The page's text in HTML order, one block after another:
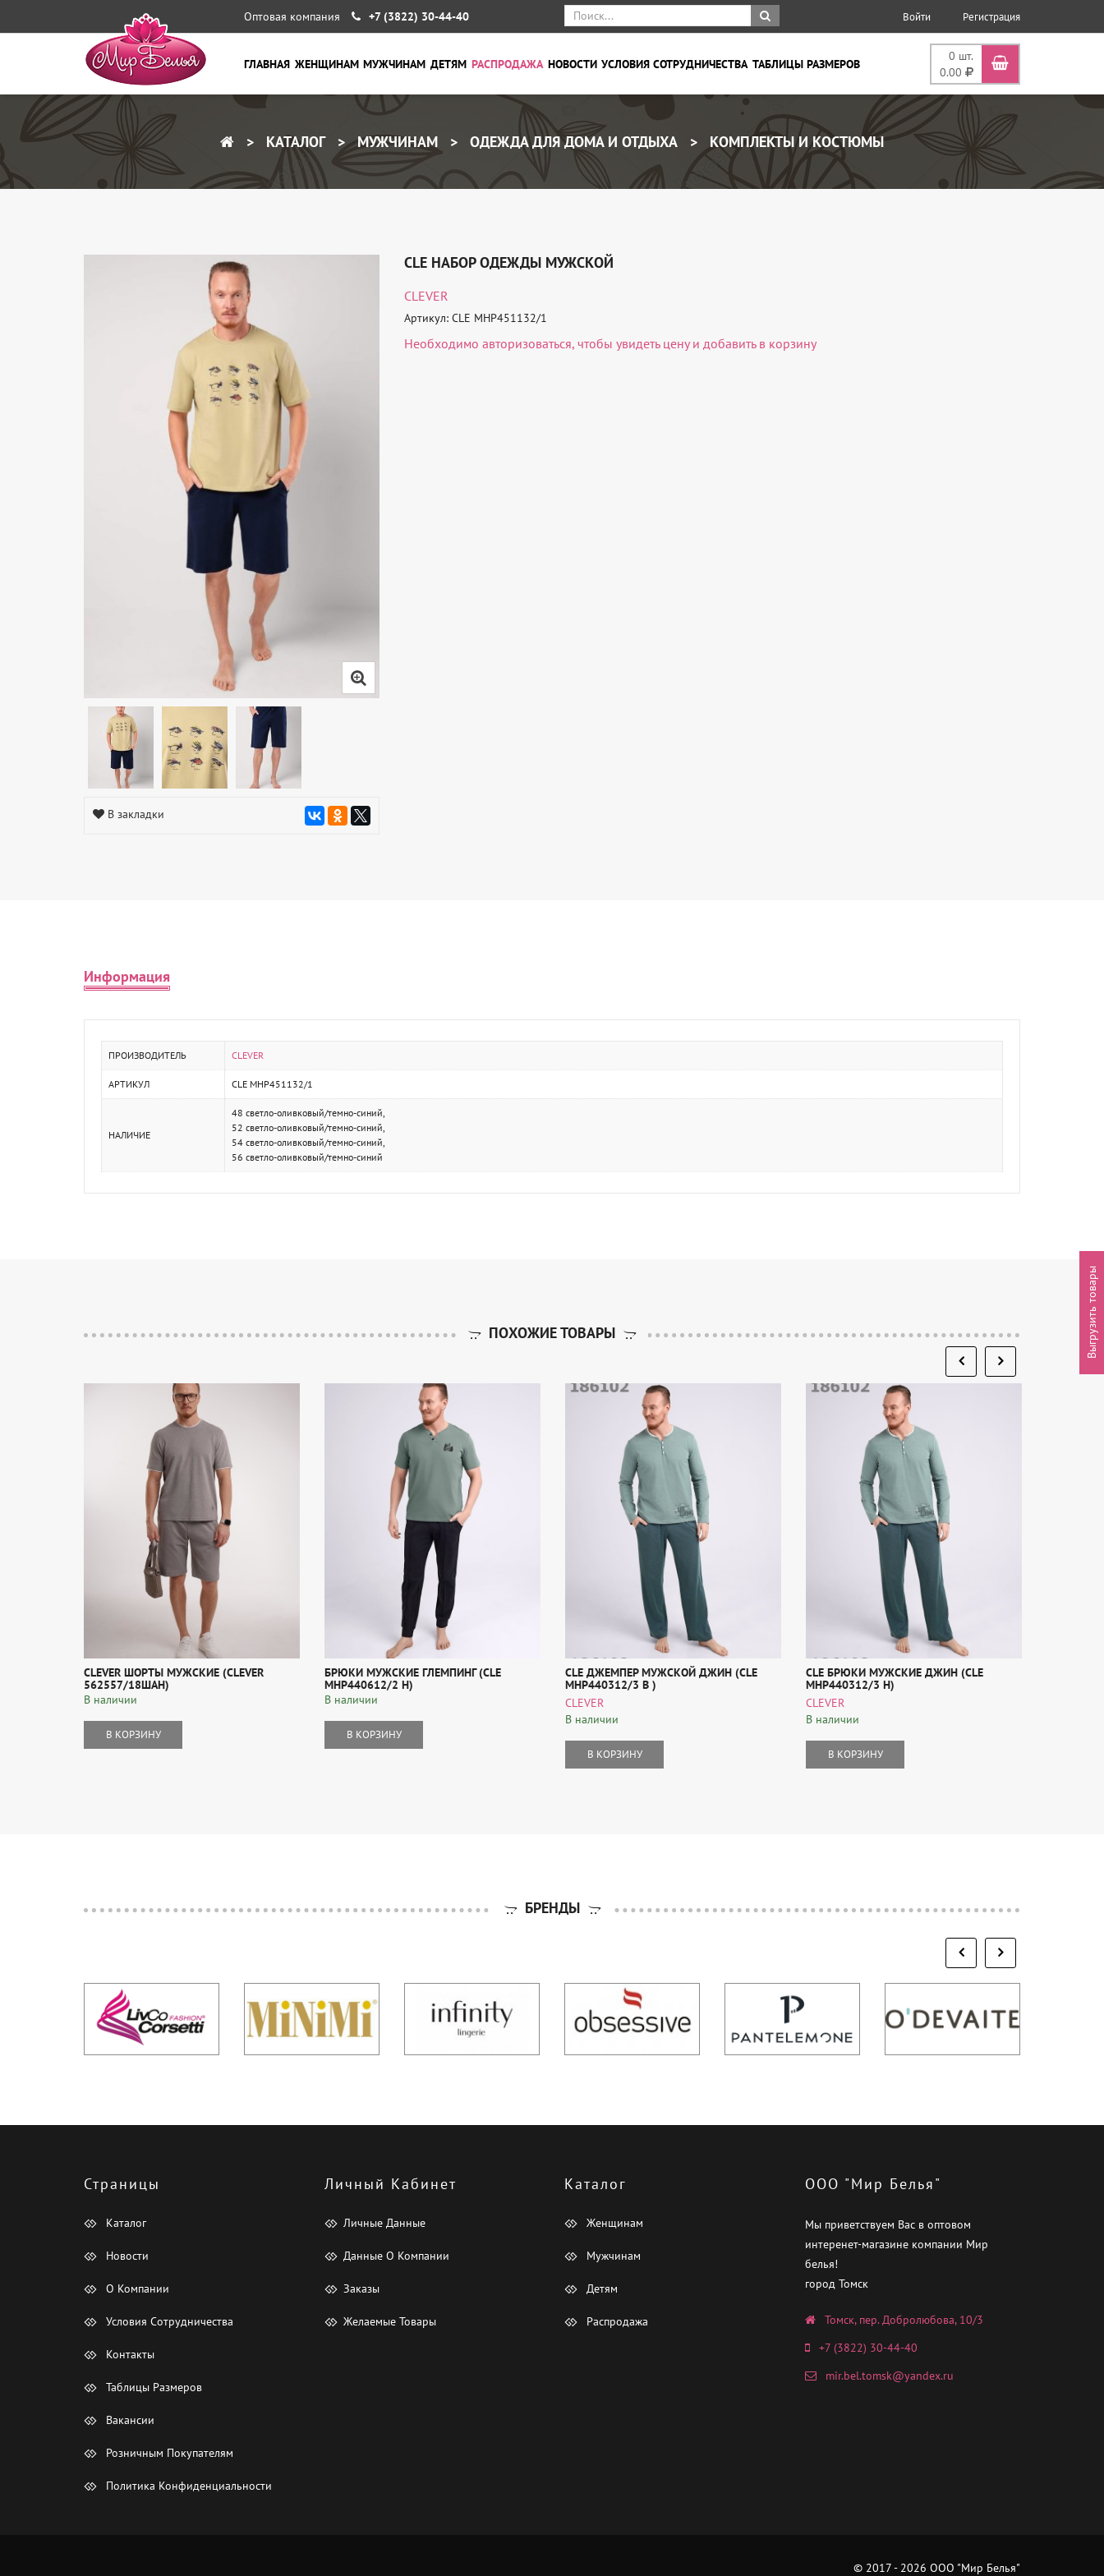
Оптовая компания +7 (3822) 30-44-40 Войти Регистрация
0 шт.
0.00
ГЛАВНАЯ ЖЕНЩИНАМ МУЖЧИНАМ ДЕТЯМ РАСПРОДАЖА НОВОСТИ УСЛОВИЯ СОТРУДНИЧЕСТВА ТАБЛИЦЫ РАЗМЕРОВ
КАТАЛОГ МУЖЧИНАМ ОДЕЖДА ДЛЯ ДОМА И ОТДЫХА КОМПЛЕКТЫ И КОСТЮМЫ
В закладки
CLE НАБОР ОДЕЖДЫ МУЖСКОЙ
CLEVER
Артикул: CLE MHP451132/1
Необходимо авторизоваться, чтобы увидеть цену и добавить в корзину
Информация
ПРОИЗВОДИТЕЛЬ CLEVER
АРТИКУЛ CLE MHP451132/1
НАЛИЧИЕ
48 светло-оливковый/темно-синий,
52 светло-оливковый/темно-синий,
54 светло-оливковый/темно-синий,
56 светло-оливковый/темно-синий
ПОХОЖИЕ ТОВАРЫ
CLEVER ШОРТЫ МУЖСКИЕ (CLEVER
562557/18ШАН)
В наличии
В КОРЗИНУ
БРЮКИ МУЖСКИЕ ГЛЕМПИНГ (CLE
MHP440612/2 Н)
В наличии
В КОРЗИНУ
CLE ДЖЕМПЕР МУЖСКОЙ ДЖИН (CLE
MHP440312/3 В )
CLEVER
В наличии
В КОРЗИНУ
CLE БРЮКИ МУЖСКИЕ ДЖИН (CLE
MHP440312/3 Н)
CLEVER
В наличии
В КОРЗИНУ
БРЕНДЫ
Страницы
Каталог
Новости
О Компании
Условия Сотрудничества
Контакты
Таблицы Размеров
Вакансии
Розничным Покупателям
Политика Конфиденциальности
Личный Кабинет
Личные Данные
Данные О Компании
Заказы
Желаемые Товары
Каталог
Женщинам
Мужчинам
Детям
Распродажа
ООО "Мир Белья"
Мы приветствуем Вас в оптовом
интеренет-магазине компании Мир
белья!
город Томск
Томск, пер. Добролюбова, 10/3
+7 (3822) 30-44-40
mir.bel.tomsk@yandex.ru
© 2017 - 2026 ООО "Мир Белья"
Выгрузить товары